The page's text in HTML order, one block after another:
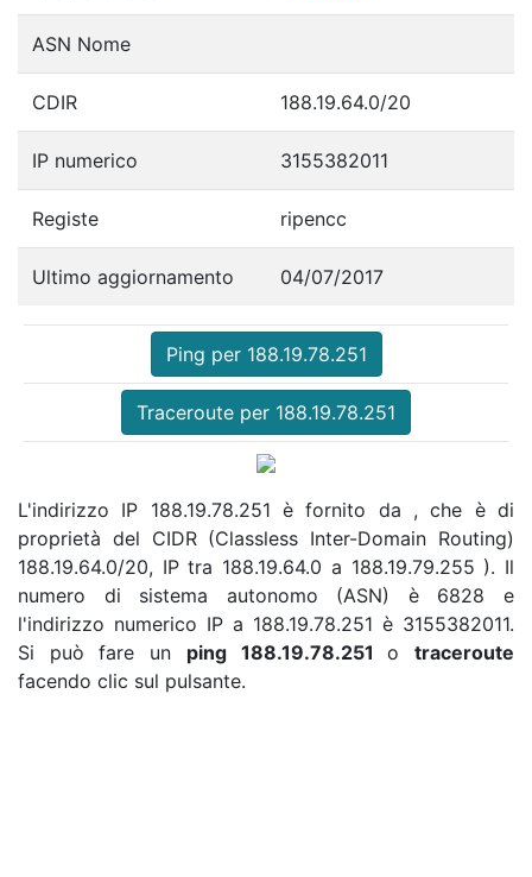
ASN Nome
CDIR 188.19.64.0/20
IP numerico 3155382011
Registe ripencc
Ultimo aggiornamento 04/07/2017
Ping per 188.19.78.251
Traceroute per 188.19.78.251
L'indirizzo IP 188.19.78.251 è fornito da , che è di
proprietà del CIDR (Classless Inter-Domain Routing)
188.19.64.0/20, IP tra 188.19.64.0 a 188.19.79.255 ). Il
numero di sistema autonomo (ASN) è 6828 e
l'indirizzo numerico IP a 188.19.78.251 è 3155382011.
Si può fare un ping 188.19.78.251otraceroute
facendo clic sul pulsante.